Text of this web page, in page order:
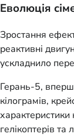
Еволюція
Зростання
реактивні
ускладнило
Герань-5,
кілограмів,
характеристики
гелікоптерів